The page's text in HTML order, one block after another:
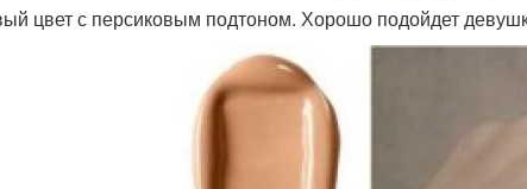
цвет с персиковым подтоном. Хорошо подойдет